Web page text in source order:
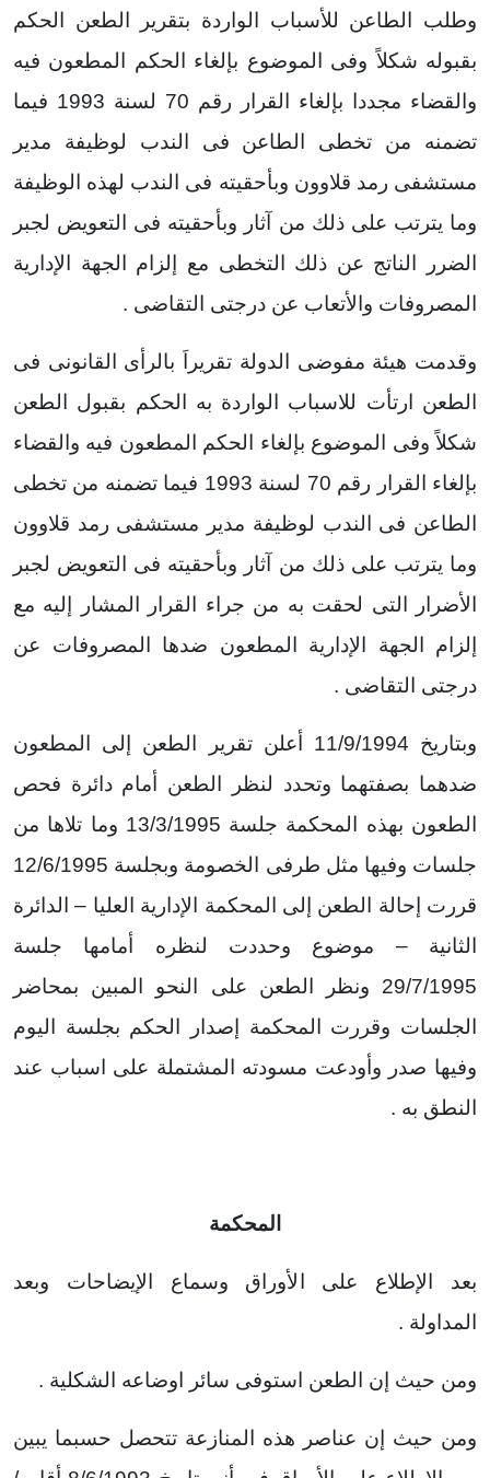
وطلب الطاعن للأسباب الواردة بتقرير الطعن الحكم
بقبوله شكلاً وفى الموضوع بإلغاء الحكم المطعون فيه
والقضاء مجددا بإلغاء القرار رقم 70 لسنة 1993 فيما
تضمنه من تخطى الطاعن فى الندب لوظيفة مدير
مستشفى رمد قلاوون وبأحقيته فى الندب لهذه الوظيفة
وما يترتب على ذلك من آثار وبأحقيته فى التعويض لجبر
الضرر الناتج عن ذلك التخطى مع إلزام الجهة الإدارية
المصروفات والأتعاب عن درجتى التقاضى .
وقدمت هيئة مفوضى الدولة تقريراَ بالرأى القانونى فى
الطعن ارتأت للاسباب الواردة به الحكم بقبول الطعن
شكلاً وفى الموضوع بإلغاء الحكم المطعون فيه والقضاء
بإلغاء القرار رقم 70 لسنة 1993 فيما تضمنه من تخطى
الطاعن فى الندب لوظيفة مدير مستشفى رمد قلاوون
وما يترتب على ذلك من آثار وبأحقيته فى التعويض لجبر
الأضرار التى لحقت به من جراء القرار المشار إليه مع
إلزام الجهة الإدارية المطعون ضدها المصروفات عن
درجتى التقاضى .
وبتاريخ 11/9/1994 أعلن تقرير الطعن إلى المطعون
ضدهما بصفتهما وتحدد لنظر الطعن أمام دائرة فحص
الطعون بهذه المحكمة جلسة 13/3/1995 وما تلاها من
جلسات وفيها مثل طرفى الخصومة وبجلسة 12/6/1995
قررت إحالة الطعن إلى المحكمة الإدارية العليا – الدائرة
الثانية – موضوع وحددت لنظره أمامها جلسة
29/7/1995 ونظر الطعن على النحو المبين بمحاضر
الجلسات وقررت المحكمة إصدار الحكم بجلسة اليوم
وفيها صدر وأودعت مسودته المشتملة على اسباب عند
النطق به .
المحكمة
بعد الإطلاع على الأوراق وسماع الإيضاحات وبعد
المداولة .
ومن حيث إن الطعن استوفى سائر اوضاعه الشكلية .
ومن حيث إن عناصر هذه المنازعة تتحصل حسبما يبين